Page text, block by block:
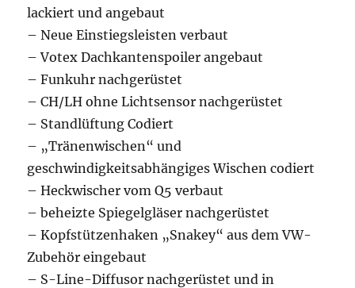
lackiert und angebaut
– Neue Einstiegsleisten verbaut
– Votex Dachkantenspoiler angebaut
– Funkuhr nachgerüstet
– CH/LH ohne Lichtsensor nachgerüstet
– Standlüftung Codiert
– „Tränenwischen“ und
geschwindigkeitsabhängiges Wischen codiert
– Heckwischer vom Q5 verbaut
– beheizte Spiegelgläser nachgerüstet
– Kopfstützenhaken „Snakey“ aus dem VW-
Zubehör eingebaut
– S-Line-Diffusor nachgerüstet und in